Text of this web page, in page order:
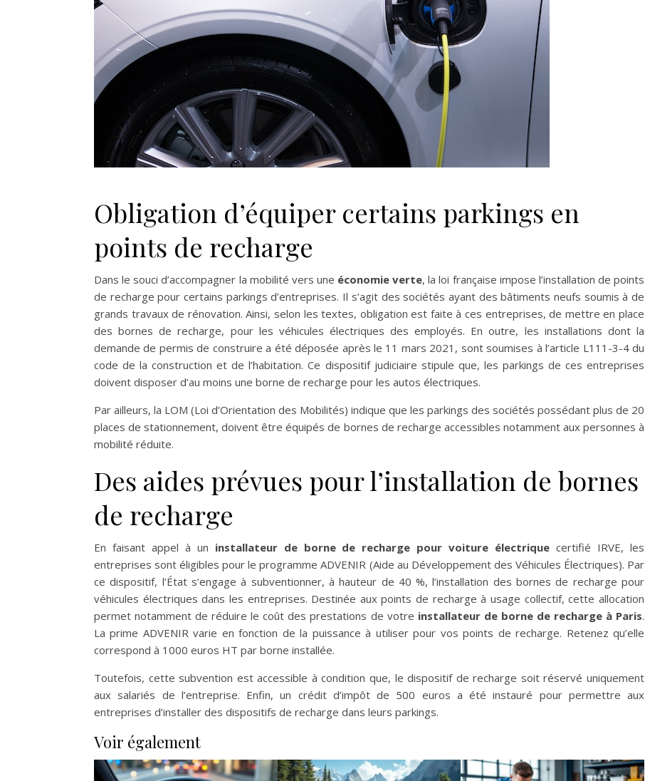
Obligation d’équiper certains parkings en
points de recharge
Dans le souci d’accompagner la mobilité vers une économie verte, la loi française impose l’installation de points
de recharge pour certains parkings d’entreprises. Il s’agit des sociétés ayant des bâtiments neufs soumis à de
grands travaux de rénovation. Ainsi, selon les textes, obligation est faite à ces entreprises, de mettre en place
des bornes de recharge, pour les véhicules électriques des employés. En outre, les installations dont la
demande de permis de construire a été déposée après le 11 mars 2021, sont soumises à l’article L111-3-4 du
code de la construction et de l’habitation. Ce dispositif judiciaire stipule que, les parkings de ces entreprises
doivent disposer d’au moins une borne de recharge pour les autos électriques.
Par ailleurs, la LOM (Loi d’Orientation des Mobilités) indique que les parkings des sociétés possédant plus de 20
places de stationnement, doivent être équipés de bornes de recharge accessibles notamment aux personnes à
mobilité réduite.
Des aides prévues pour l’installation de bornes
de recharge
En faisant appel à un installateur de borne de recharge pour voiture électriquecertifié IRVE, les
entreprises sont éligibles pour le programme ADVENIR (Aide au Développement des Véhicules Électriques). Par
ce dispositif, l’État s’engage à subventionner, à hauteur de 40 %, l’installation des bornes de recharge pour
véhicules électriques dans les entreprises. Destinée aux points de recharge à usage collectif, cette allocation
permet notamment de réduire le coût des prestations de votre installateur de borne de recharge à Paris.
La prime ADVENIR varie en fonction de la puissance à utiliser pour vos points de recharge. Retenez qu’elle
correspond à 1000 euros HT par borne installée.
Toutefois, cette subvention est accessible à condition que, le dispositif de recharge soit réservé uniquement
aux salariés de l’entreprise. Enfin, un crédit d’impôt de 500 euros a été instauré pour permettre aux
entreprises d’installer des dispositifs de recharge dans leurs parkings.
Voir également